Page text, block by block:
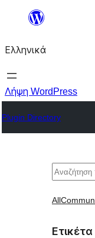
Μετάβαση
περιεχόμενο
Ελληνικά
Λήψη WordPress
Plugin Directory
All